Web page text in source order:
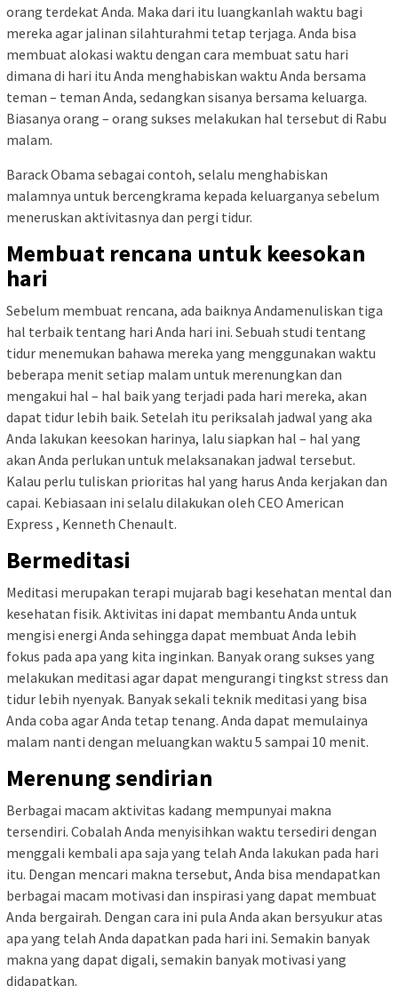
orang terdekat Anda. Maka dari itu luangkanlah waktu bagi
mereka agar jalinan silahturahmi tetap terjaga. Anda bisa
membuat alokasi waktu dengan cara membuat satu hari
dimana di hari itu Anda menghabiskan waktu Anda bersama
teman – teman Anda, sedangkan sisanya bersama keluarga.
Biasanya orang – orang sukses melakukan hal tersebut di Rabu
malam.
Barack Obama sebagai contoh, selalu menghabiskan
malamnya untuk bercengkrama kepada keluarganya sebelum
meneruskan aktivitasnya dan pergi tidur.
Membuat rencana untuk keesokan
hari
Sebelum membuat rencana, ada baiknya Andamenuliskan tiga
hal terbaik tentang hari Anda hari ini. Sebuah studi tentang
tidur menemukan bahawa mereka yang menggunakan waktu
beberapa menit setiap malam untuk merenungkan dan
mengakui hal – hal baik yang terjadi pada hari mereka, akan
dapat tidur lebih baik. Setelah itu periksalah jadwal yang aka
Anda lakukan keesokan harinya, lalu siapkan hal – hal yang
akan Anda perlukan untuk melaksanakan jadwal tersebut.
Kalau perlu tuliskan prioritas hal yang harus Anda kerjakan dan
capai. Kebiasaan ini selalu dilakukan oleh CEO American
Express , Kenneth Chenault.
Bermeditasi
Meditasi merupakan terapi mujarab bagi kesehatan mental dan
kesehatan fisik. Aktivitas ini dapat membantu Anda untuk
mengisi energi Anda sehingga dapat membuat Anda lebih
fokus pada apa yang kita inginkan. Banyak orang sukses yang
melakukan meditasi agar dapat mengurangi tingkst stress dan
tidur lebih nyenyak. Banyak sekali teknik meditasi yang bisa
Anda coba agar Anda tetap tenang. Anda dapat memulainya
malam nanti dengan meluangkan waktu 5 sampai 10 menit.
Merenung sendirian
Berbagai macam aktivitas kadang mempunyai makna
tersendiri. Cobalah Anda menyisihkan waktu tersediri dengan
menggali kembali apa saja yang telah Anda lakukan pada hari
itu. Dengan mencari makna tersebut, Anda bisa mendapatkan
berbagai macam motivasi dan inspirasi yang dapat membuat
Anda bergairah. Dengan cara ini pula Anda akan bersyukur atas
apa yang telah Anda dapatkan pada hari ini. Semakin banyak
makna yang dapat digali, semakin banyak motivasi yang
didapatkan.